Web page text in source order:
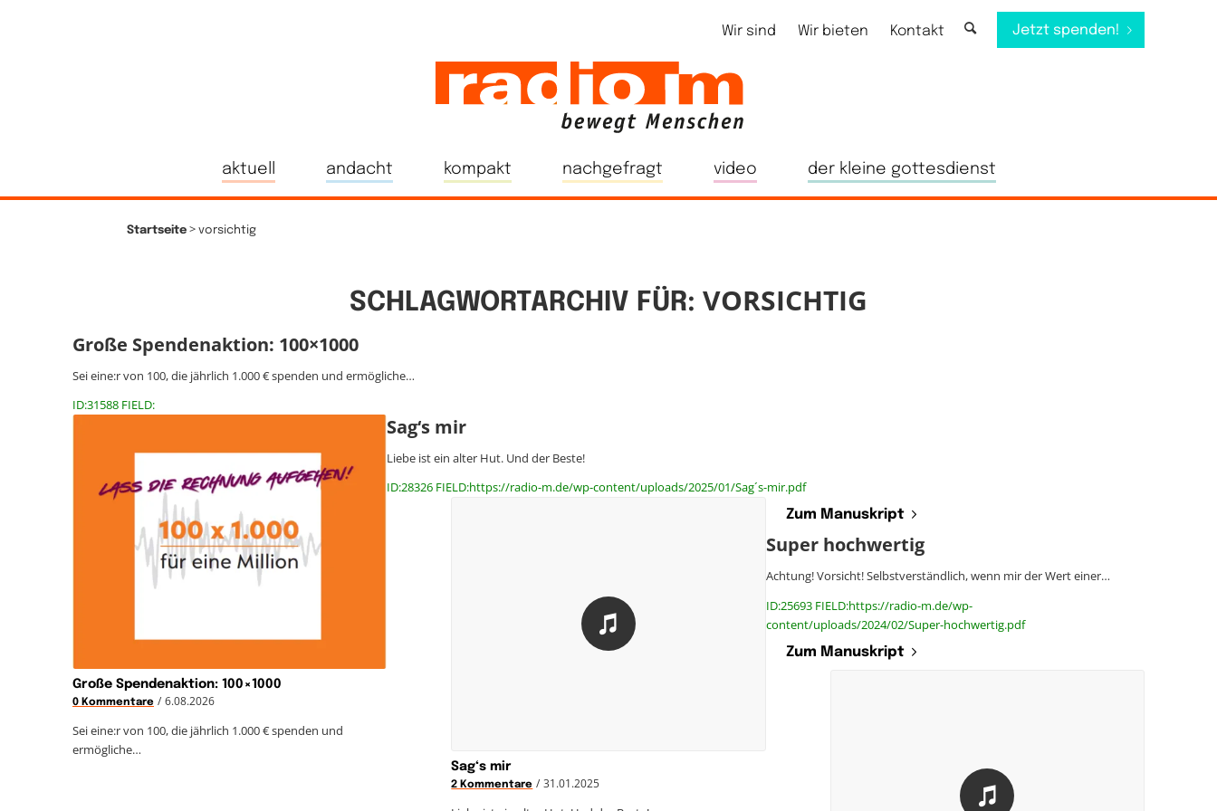
Wir sind Wir bieten Kontakt Jetzt spenden!
aktuell andacht kompakt nachgefragt video der kleine gottesdienst
Startseite > vorsichtig
SCHLAGWORTARCHIV FÜR: VORSICHTIG
Große Spendenaktion: 100×1000
Sei eine:r von 100, die jährlich 1.000 € spenden und ermögliche…
ID:31588 FIELD:
Große Spendenaktion: 100×1000
0 Kommentare / 6.08.2026
Sei eine:r von 100, die jährlich 1.000 € spenden und
ermögliche…
Sag‘s mir
Liebe ist ein alter Hut. Und der Beste!
ID:28326 FIELD:https://radio-m.de/wp-content/uploads/2025/01/Sag´s-mir.pdf
Zum Manuskript
Sag‘s mir
2 Kommentare / 31.01.2025
Super hochwertig
Achtung! Vorsicht! Selbstverständlich, wenn mir der Wert einer…
ID:25693 FIELD:https://radio-m.de/wp-
content/uploads/2024/02/Super-hochwertig.pdf
Zum Manuskript